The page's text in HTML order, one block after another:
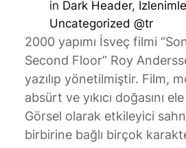
in Dark Header,
Uncategorized @tr
2000 yapımı İsveç filmi
Second Floor” Roy
yazılıp yönetilmiştir. Film,
absürt ve yıkıcı doğasını
Görsel olarak etkileyici
birbirine bağlı birçok